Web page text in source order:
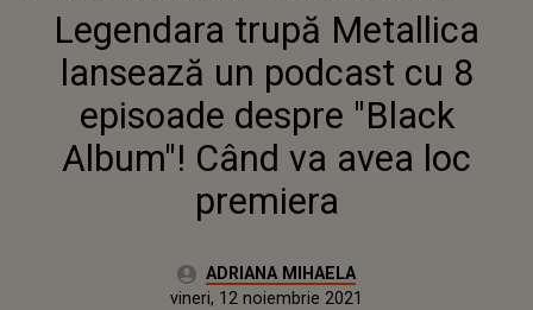
METALLICA LANSEAZĂ UN
PODCAST CU 8 EPISOADE
DESPRE "BLACK ALBUM"!
CÂND VA AVEA LOC
PREMIERA
Legendara trupă Metallica
lansează un podcast cu 8
episoade despre "Black
Album"! Când va avea loc
premiera
Autor:ADRIANA MIHAELA
marți, 17 august 2021Actualizat:
vineri, 12 noiembrie 2021